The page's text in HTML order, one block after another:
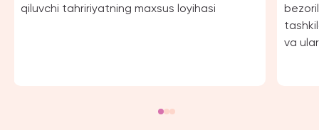
qiluvchi tahririyatning maxsus loyihasi
va